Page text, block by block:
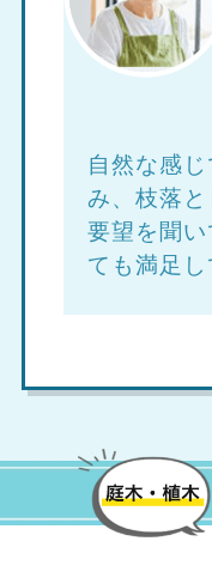
自然な感
み、枝落
要望を聞
ても満足し